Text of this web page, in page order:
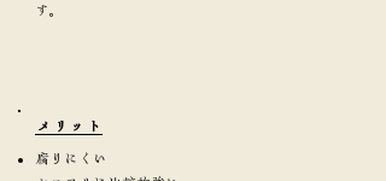
す。
​メリット
腐りにくい